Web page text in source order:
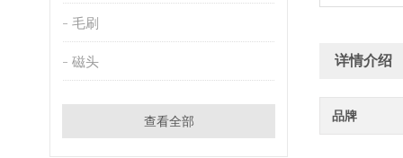
毛刷
磁头
查看全部
详情介绍
品牌